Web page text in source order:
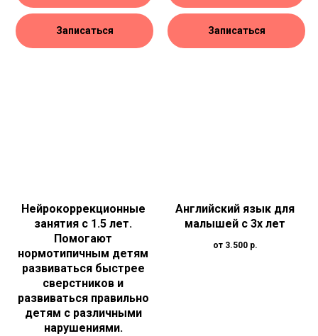
Записаться Записаться
Нейрокоррекционные
занятия с 1.5 лет.
Помогают
нормотипичным детям
развиваться быстрее
сверстников и
развиваться правильно
детям с различными
нарушениями.
Английский язык для
малышей с 3х лет
от 3.500 р.